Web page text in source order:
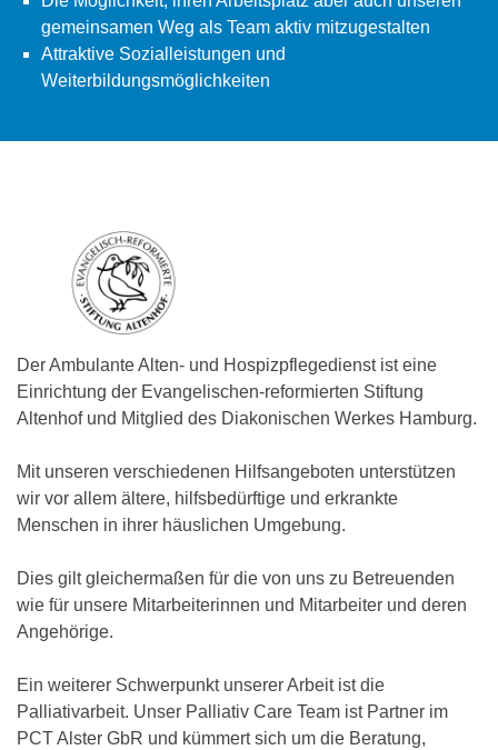
gemeinsamen Weg als Team aktiv mitzugestalten
Attraktive Sozialleistungen und
Weiterbildungsmöglichkeiten
Der Ambulante Alten- und Hospizpflegedienst ist eine
Einrichtung der Evangelischen-reformierten Stiftung
Altenhof und Mitglied des Diakonischen Werkes Hamburg.
Mit unseren verschiedenen Hilfsangeboten unterstützen
wir vor allem ältere, hilfsbedürftige und erkrankte
Menschen in ihrer häuslichen Umgebung.
Dies gilt gleichermaßen für die von uns zu Betreuenden
wie für unsere Mitarbeiterinnen und Mitarbeiter und deren
Angehörige.
Ein weiterer Schwerpunkt unserer Arbeit ist die
Palliativarbeit. Unser Palliativ Care Team ist Partner im
PCT Alster GbR und kümmert sich um die Beratung,